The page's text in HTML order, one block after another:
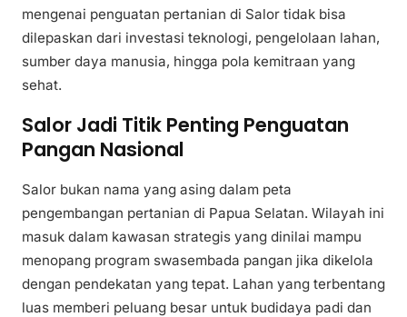
mengenai penguatan pertanian di Salor tidak bisa
dilepaskan dari investasi teknologi, pengelolaan lahan,
sumber daya manusia, hingga pola kemitraan yang
sehat.
Salor Jadi Titik Penting Penguatan
Pangan Nasional
Salor bukan nama yang asing dalam peta
pengembangan pertanian di Papua Selatan. Wilayah ini
masuk dalam kawasan strategis yang dinilai mampu
menopang program swasembada pangan jika dikelola
dengan pendekatan yang tepat. Lahan yang terbentang
luas memberi peluang besar untuk budidaya padi dan